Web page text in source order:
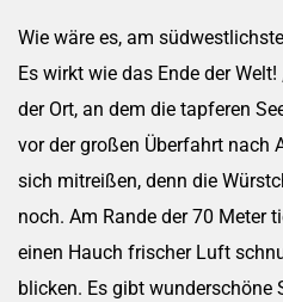
Wie wäre es, am
Es wirkt wie das Ende der
der Ort, an dem die tapferen
vor der großen Überfahrt nach
sich mitreißen, denn die
noch. Am Rande der 70 Meter
einen Hauch frischer Luft
blicken. Es gibt wunderschöne